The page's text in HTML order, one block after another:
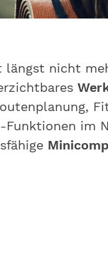
längst nicht
Funktionen im